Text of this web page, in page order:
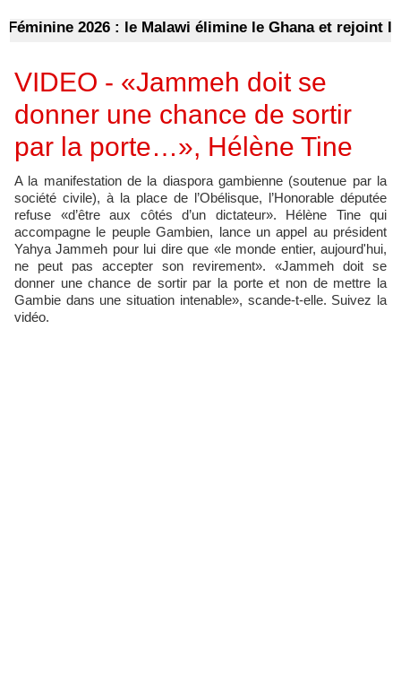
2026 : le Malawi élimine le Ghana et rejoint
VIDEO - «Jammeh doit se
donner une chance de sortir
par la porte…», Hélène Tine
A la manifestation de la diaspora gambienne (soutenue par la
société civile), à la place de l’Obélisque, l’Honorable députée
refuse «d’être aux côtés d’un dictateur». Hélène Tine qui
accompagne le peuple Gambien, lance un appel au président
Yahya Jammeh pour lui dire que «le monde entier, aujourd'hui,
ne peut pas accepter son revirement». «Jammeh doit se
donner une chance de sortir par la porte et non de mettre la
Gambie dans une situation intenable», scande-t-elle. Suivez la
vidéo.